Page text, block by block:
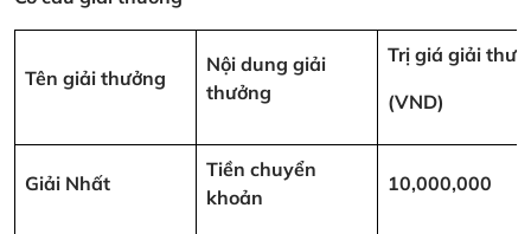
Tên giải thưởng
Nội dung giải
thưởng
Trị giá giải
(VND)
Giải Nhất
Tiền chuyển
khoản
10,000,000